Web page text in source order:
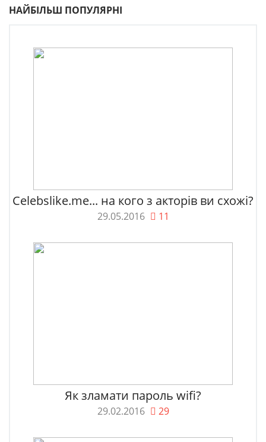
НАЙБІЛЬШ ПОПУЛЯРНІ
Celebslike.me... на кого з акторів ви схожі?
29.05.2016 11
Як зламати пароль wifi?
29.02.2016 29